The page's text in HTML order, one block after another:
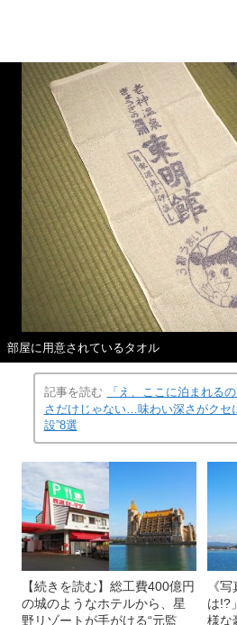
部屋に用意されているタオル
記事を読む
「え、ここに泊まれる
さだけじゃない…味わい深さがクセ
設”8選
【続きを読む】総工費400億円
の城のようなホテルから、星
野リゾートが手がける“元監
《
は!?
様な